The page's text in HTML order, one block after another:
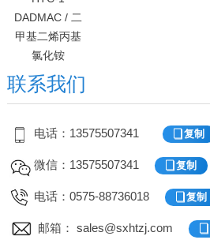
DADMAC / 二
甲基二烯丙基
氯化铵
联系我们
电话：13575507341
微信：13575507341
电话：0575-88736018
邮箱： sales@sxhtzj.com